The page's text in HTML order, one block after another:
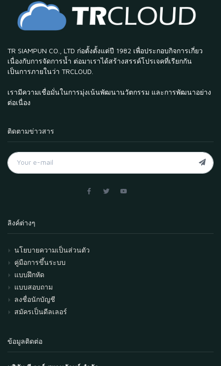
TR SIAMPUN CO., LTD ก่อตั้งตั้งแต่ปี 1982 เพื่อประกอบกิจการเกี่ยว
เนื่องกับการจัดการน้ำ ต่อมาเราได้สร้างสรรค์โปรเจคที่เรียกกัน
เป็นการภายในว่า TRCLOUD.
เรามีความเชื่อมั่นในการมุ่งเน้นพัฒนานวัตกรรม และการพัฒนาอย่าง
ต่อเนื่อง
ติดตามข่าวสาร
ลิงค์ต่างๆ
นโยบายความเป็นส่วนตัว
คู่มือการขึ้นระบบ
แบบฝึกหัด
แบบสอบถาม
ลงชื่อนักบัญชี
สมัครเป็นดีลเลอร์
ข้อมูลติดต่อ